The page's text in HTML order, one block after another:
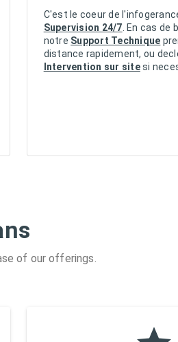
C'est le coeur de
Supervision 24/7 . En cas
notre Support Technique
distance rapidement, ou
Intervention sur sitesi
of our offerings.